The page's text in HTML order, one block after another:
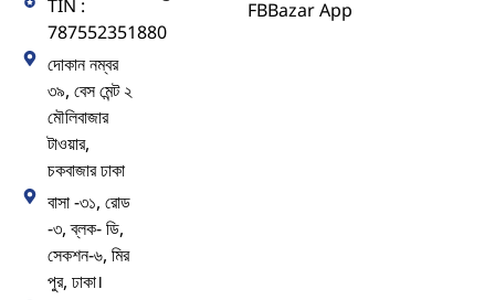
TIN :
787552351880
দোকান নম্বর
৩৯, বেস মেন্ট ২
মৌলিবাজার
টাওয়ার,
চকবাজার ঢাকা
বাসা -৩১, রোড
-৩, ব্লক- ডি,
সেকশন-৬, মির
পুর, ঢাকা।
FBBazar App